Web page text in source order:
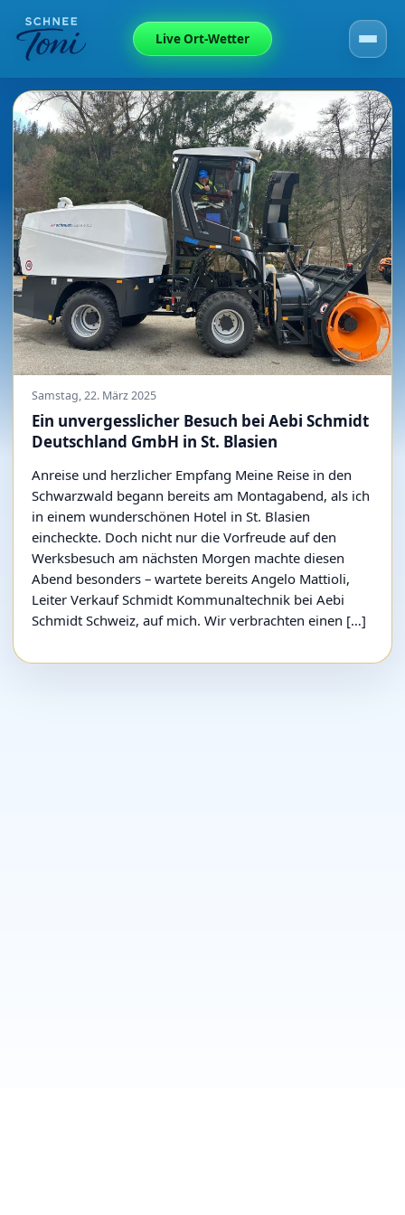
Live Ort-Wetter
Samstag, 22. März 2025
Ein unvergesslicher Besuch bei Aebi Schmidt
Deutschland GmbH in St. Blasien
Anreise und herzlicher Empfang Meine Reise in den
Schwarzwald begann bereits am Montagabend, als ich
in einem wunderschönen Hotel in St. Blasien
eincheckte. Doch nicht nur die Vorfreude auf den
Werksbesuch am nächsten Morgen machte diesen
Abend besonders – wartete bereits Angelo Mattioli,
Leiter Verkauf Schmidt Kommunaltechnik bei Aebi
Schmidt Schweiz, auf mich. Wir verbrachten einen […]